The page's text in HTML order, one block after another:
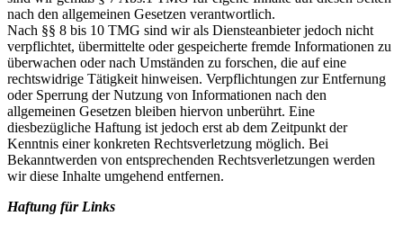
nach den allgemeinen Gesetzen verantwortlich.
Nach §§ 8 bis 10 TMG sind wir als Diensteanbieter jedoch nicht
verpflichtet, übermittelte oder gespeicherte fremde Informationen zu
überwachen oder nach Umständen zu forschen, die auf eine
rechtswidrige Tätigkeit hinweisen. Verpflichtungen zur Entfernung
oder Sperrung der Nutzung von Informationen nach den
allgemeinen Gesetzen bleiben hiervon unberührt. Eine
diesbezügliche Haftung ist jedoch erst ab dem Zeitpunkt der
Kenntnis einer konkreten Rechtsverletzung möglich. Bei
Bekanntwerden von entsprechenden Rechtsverletzungen werden
wir diese Inhalte umgehend entfernen.
Haftung für Links